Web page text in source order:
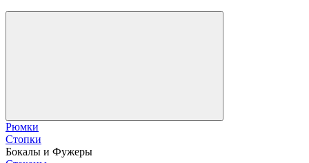
Рюмки
Стопки
Бокалы и Фужеры